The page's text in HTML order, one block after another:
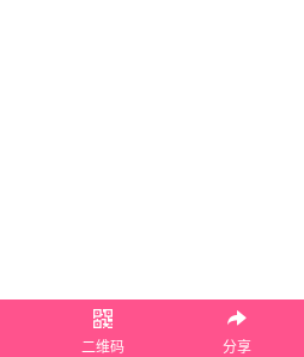
二维码 分享